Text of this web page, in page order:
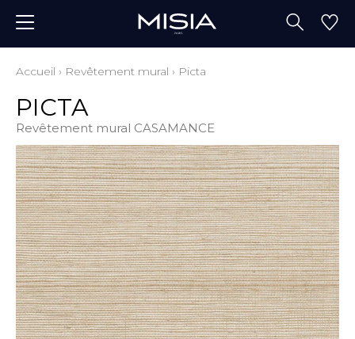
Accueil › Revêtement mural › Picta
PICTA
Revêtement mural CASAMANCE